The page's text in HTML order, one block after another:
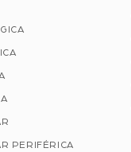
PERIFÉRICA